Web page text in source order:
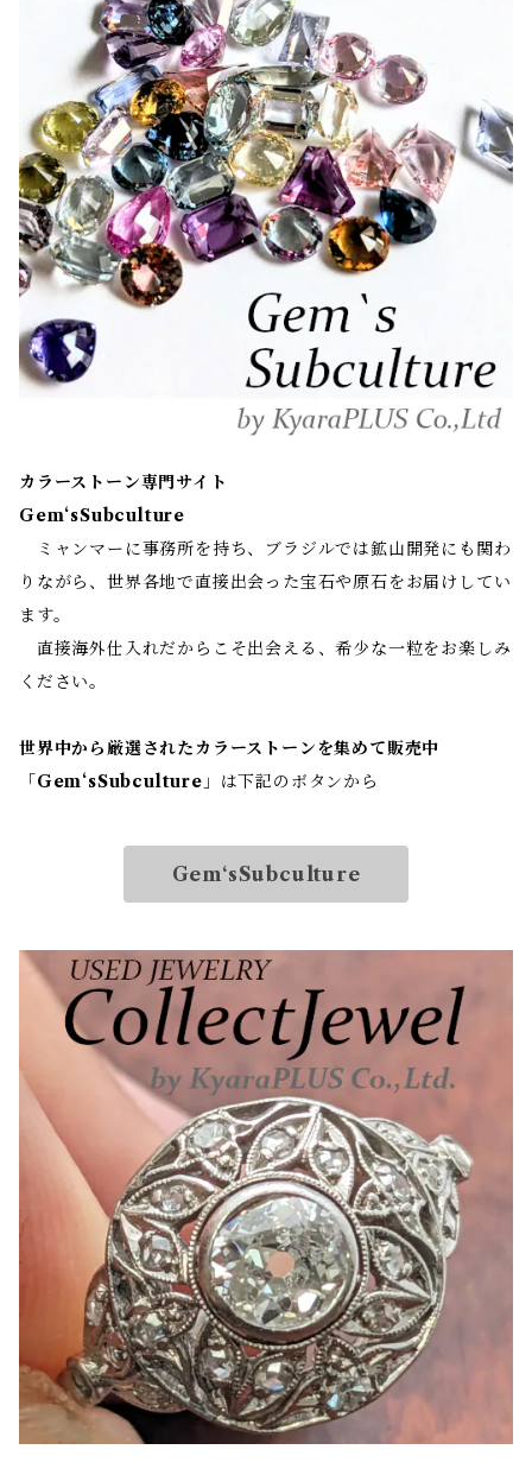
カラーストーン専門サイト
Gem‘sSubculture
ミャンマーに事務所を持ち、ブラジルでは鉱山開発にも関わ
りながら、世界各地で直接出会った宝石や原石をお届けしてい
ます。
直接海外仕入れだからこそ出会える、希少な一粒をお楽しみ
ください。
世界中から厳選されたカラーストーンを集めて販売中
「 Gem‘sSubculture 」は下記のボタンから
Gem‘sSubculture